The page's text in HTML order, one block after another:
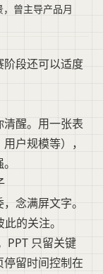
曾主导产品月
段还可以适度
醒。用一张表
户规模等），
念满屏文字。
的关注。
PPT 只留关键
留时间控制在